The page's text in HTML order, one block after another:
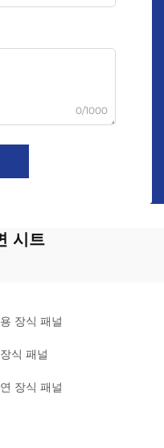
0/1000
시트
장식 패널
식 패널
장식 패널